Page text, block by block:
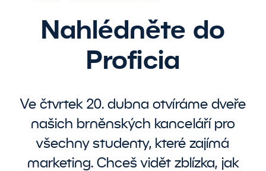
AT
PL
Nahlédněte do
Proficia
Ve čtvrtek 20. dubna otvíráme dveře
našich brněnských kanceláří pro
všechny studenty, které zajímá
marketing. Chceš vidět zblízka, jak